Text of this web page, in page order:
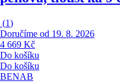
(1)
Doručíme od 19. 8. 2026
4 669 Kč
Do košíku
Do košíku
BENAB